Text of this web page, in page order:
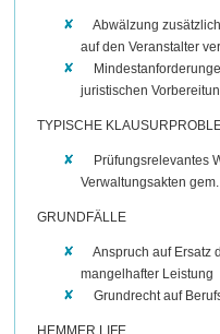
Abwälzung
auf den Veranstalter
juristischen
TYPISCHE
Prüfungsrelevantes
Verwaltungsakten
GRUNDFÄLLE
Anspruch auf Ersatz
mangelhafter
Grundrecht auf